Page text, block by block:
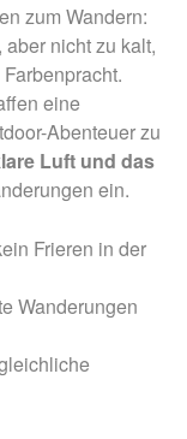
zum Wandern:
nicht zu kalt,
eine
Abenteuer zu
Luft und das
ein.
Frieren in der
Wanderungen